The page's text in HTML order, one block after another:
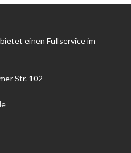
einen Fullservice im
Str. 102